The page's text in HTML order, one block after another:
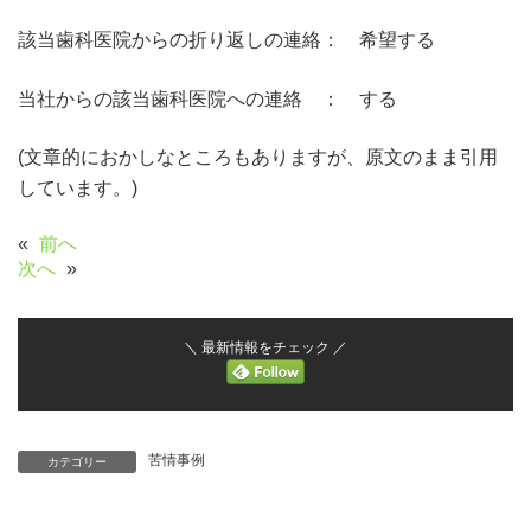
該当歯科医院からの折り返しの連絡： 希望する
当社からの該当歯科医院への連絡 ： する
(文章的におかしなところもありますが、原文のまま引用
しています。)
« 前へ
次へ »
＼ 最新情報をチェック ／
カテゴリー 苦情事例